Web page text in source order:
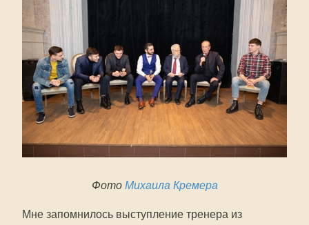
Фото Михаила Кремера
Мне запомнилось выступление тренера из